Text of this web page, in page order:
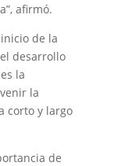
afirmó.
de la
desarrollo
la
la
corto y largo
de